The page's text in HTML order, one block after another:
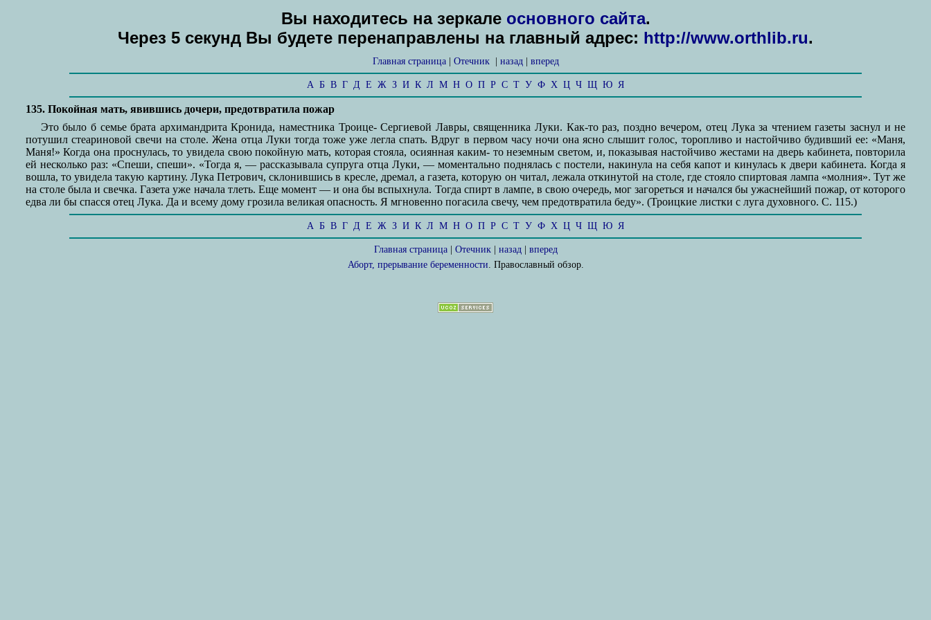
Вы находитесь на зеркале основного сайта.
Через 5 секунд Вы будете перенаправлены на главный адрес: http://www.orthlib.ru.
Главная страница| Отечник| назад| вперед
А Б В Г Д Е Ж З И К Л М Н О П Р С Т У Ф Х Ц Ч Щ Ю Я
135. Покойная мать, явившись дочери, предотвратила пожар
Это было б семье брата архимандрита Кронида, наместника Троице- Сергиевой Лавры, священника Луки. Как-то раз, поздно вечером, отец Лука за чтением газеты заснул и не
потушил стеариновой свечи на столе. Жена отца Луки тогда тоже уже легла спать. Вдруг в первом часу ночи она ясно слышит голос, торопливо и настойчиво будивший ее: «Маня,
Маня!» Когда она проснулась, то увидела свою покойную мать, которая стояла, осиянная каким- то неземным светом, и, показывая настойчиво жестами на дверь кабинета, повторила
ей несколько раз: «Спеши, спеши». «Тогда я, — рассказывала супруга отца Луки, — моментально поднялась с постели, накинула на себя капот и кинулась к двери кабинета. Когда я
вошла, то увидела такую картину. Лука Петрович, склонившись в кресле, дремал, а газета, которую он читал, лежала откинутой на столе, где стояло спиртовая лампа «молния». Тут же
на столе была и свечка. Газета уже начала тлеть. Еще момент — и она бы вспыхнула. Тогда спирт в лампе, в свою очередь, мог загореться и начался бы ужаснейший пожар, от которого
едва ли бы спасся отец Лука. Да и всему дому грозила великая опасность. Я мгновенно погасила свечу, чем предотвратила беду». (Троицкие листки с луга духовного. С. 115.)
А Б В Г Д Е Ж З И К Л М Н О П Р С Т У Ф Х Ц Ч Щ Ю Я
Главная страница| Отечник| назад| вперед
Аборт, прерывание беременности . Православный обзор.